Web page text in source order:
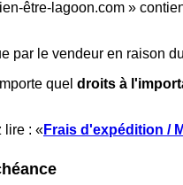
être-lagoon.com »
par le vendeur en raison
quel droits à
lire : «Frais d'expédition /